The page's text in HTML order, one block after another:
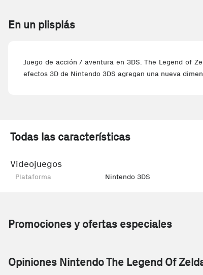
En un plisplás
Juego de acción / aventura en 3DS. The Legend of
efectos 3D de Nintendo 3DS agregan una nueva
Todas las características
Videojuegos
Plataforma Nintendo 3DS
Promociones y ofertas especiales
Opiniones Nintendo The Legend Of